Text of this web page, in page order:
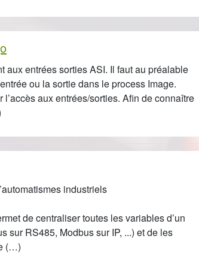
aux entrées sorties ASI. Il faut au préalable
ou la sortie dans le process Image.
aux entrées/sorties. Afin de connaître
industriels
de centraliser toutes les variables d’un
sur RS485, Modbus sur IP, ...) et de les
(…)